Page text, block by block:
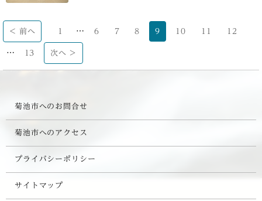
< 前へ 1 … 6 7 8 9 10 11 12
… 13 次へ >
菊池市へのお問合せ
菊池市へのアクセス
プライバシーポリシー
サイトマップ